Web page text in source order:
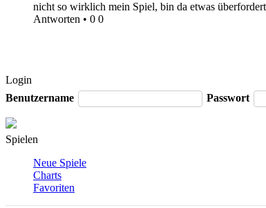
nicht so wirklich mein Spiel, bin da etwas
Antworten • 0 0
Login
Benutzername
Passwort
Spielen
Neue Spiele
Charts
Favoriten